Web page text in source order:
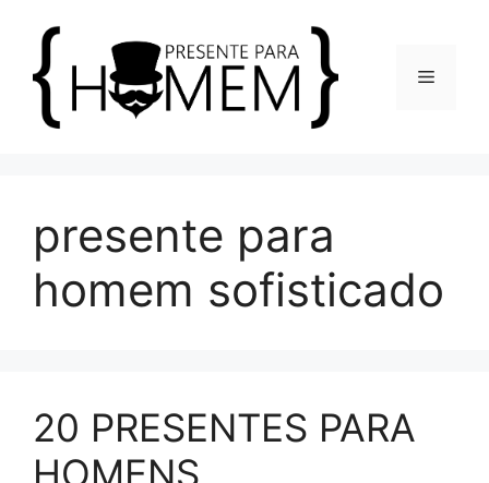
conteúdo
Menu
presente para
homem sofisticado
20 PRESENTES PARA
HOMENS